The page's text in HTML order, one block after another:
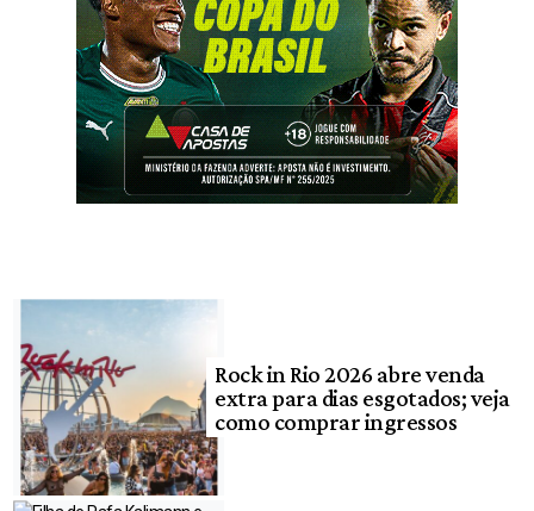
Rock in Rio 2026 abre venda
extra para dias esgotados; veja
como comprar ingressos